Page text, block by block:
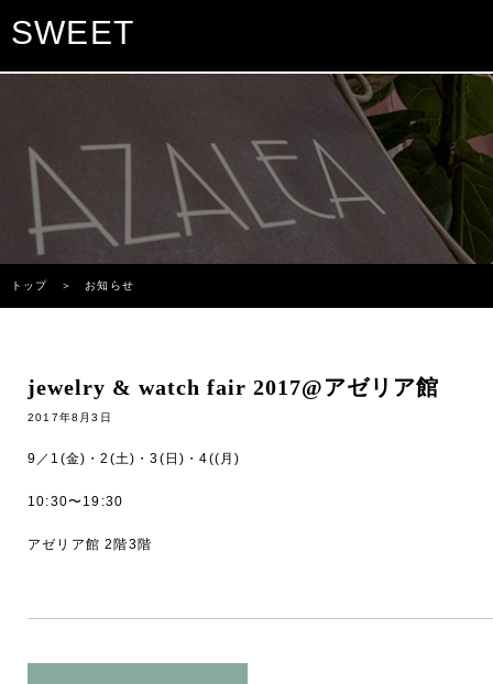
SWEET
トップ ＞ お知らせ
jewelry & watch fair 2017@アゼリア館
2017年8月3日
9／1(金)・2(土)・3(日)・4((月)
10:30〜19:30
アゼリア館 2階3階